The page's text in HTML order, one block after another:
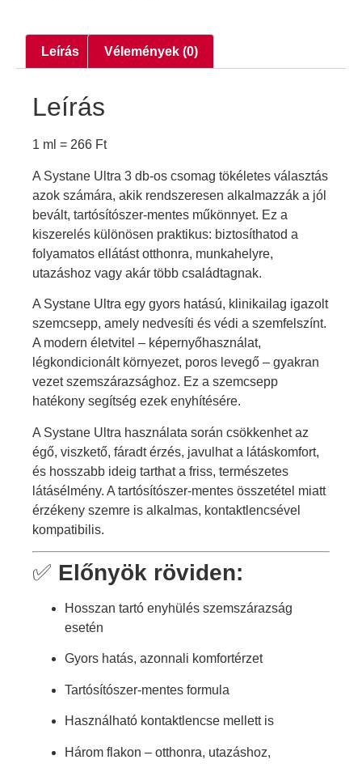
Leírás Vélemények (0)
Leírás
1 ml = 266 Ft
A Systane Ultra 3 db-os csomag tökéletes választás
azok számára, akik rendszeresen alkalmazzák a jól
bevált, tartósítószer-mentes műkönnyet. Ez a
kiszerelés különösen praktikus: biztosíthatod a
folyamatos ellátást otthonra, munkahelyre,
utazáshoz vagy akár több családtagnak.
A Systane Ultra egy gyors hatású, klinikailag igazolt
szemcsepp, amely nedvesíti és védi a szemfelszínt.
A modern életvitel – képernyőhasználat,
légkondicionált környezet, poros levegő – gyakran
vezet szemszárazsághoz. Ez a szemcsepp
hatékony segítség ezek enyhítésére.
A Systane Ultra használata során csökkenhet az
égő, viszkető, fáradt érzés, javulhat a látáskomfort,
és hosszabb ideig tarthat a friss, természetes
látásélmény. A tartósítószer-mentes összetétel miatt
érzékeny szemre is alkalmas, kontaktlencsével
kompatibilis.
✅ Előnyök röviden:
Hosszan tartó enyhülés szemszárazság
esetén
Gyors hatás, azonnali komfortérzet
Tartósítószer-mentes formula
Használható kontaktlencse mellett is
Három flakon – otthonra, utazáshoz,